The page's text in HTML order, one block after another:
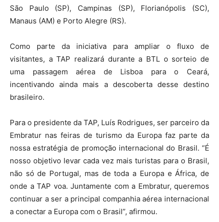
São Paulo (SP), Campinas (SP), Florianópolis (SC),
Manaus (AM) e Porto Alegre (RS).
Como parte da iniciativa para ampliar o fluxo de
visitantes, a TAP realizará durante a BTL o sorteio de
uma passagem aérea de Lisboa para o Ceará,
incentivando ainda mais a descoberta desse destino
brasileiro.
Para o presidente da TAP, Luís Rodrigues, ser parceiro da
Embratur nas feiras de turismo da Europa faz parte da
nossa estratégia de promoção internacional do Brasil. “É
nosso objetivo levar cada vez mais turistas para o Brasil,
não só de Portugal, mas de toda a Europa e África, de
onde a TAP voa. Juntamente com a Embratur, queremos
continuar a ser a principal companhia aérea internacional
a conectar a Europa com o Brasil”, afirmou.